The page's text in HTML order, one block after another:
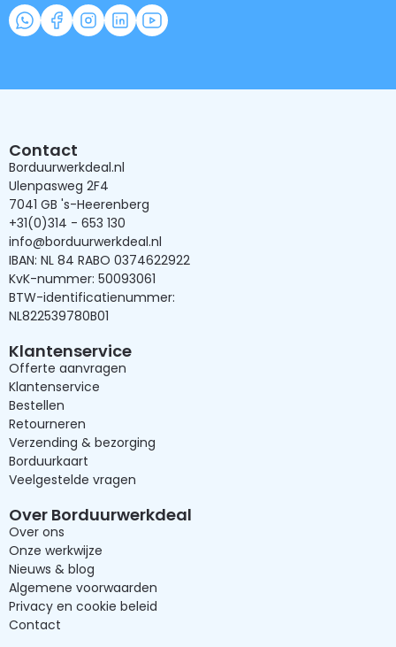
Contact
Borduurwerkdeal.nl
Ulenpasweg 2F4
7041 GB 's-Heerenberg
+31(0)314 - 653 130
info@borduurwerkdeal.nl
IBAN: NL 84 RABO 0374622922
KvK-nummer: 50093061
BTW-identificatienummer:
NL822539780B01
Klantenservice
Offerte aanvragen
Klantenservice
Bestellen
Retourneren
Verzending & bezorging
Borduurkaart
Veelgestelde vragen
Over Borduurwerkdeal
Over ons
Onze werkwijze
Nieuws & blog
Algemene voorwaarden
Privacy en cookie beleid
Contact